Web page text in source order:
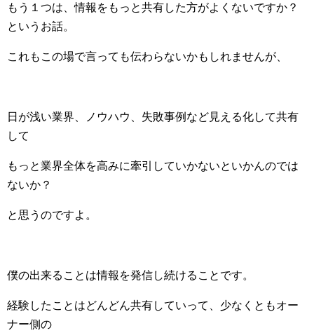
もう１つは、情報をもっと共有した方がよくないですか？
というお話。
これもこの場で言っても伝わらないかもしれませんが、
日が浅い業界、ノウハウ、失敗事例など見える化して共有
して
もっと業界全体を高みに牽引していかないといかんのでは
ないか？
と思うのですよ。
僕の出来ることは情報を発信し続けることです。
経験したことはどんどん共有していって、少なくともオー
ナー側の